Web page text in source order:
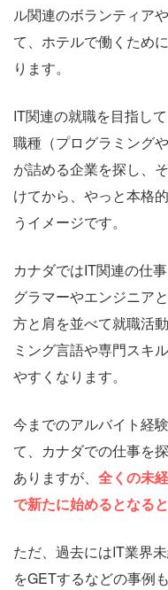
ル関連のボランティア
て、ホテルで働くため
ります。
IT関連の就職を目指し
職種（プログラミング
が詰める企業を探し、
けてから、やっと本格
うイメージです。
カナダではIT関連の仕
グラマーやエンジニア
方と肩を並べて就職活
ミング言語や専門スキ
やすくなります。
今までのアルバイト経
て、カナダでの仕事を
ありますが、 全くの未
で新たに始めるとなる
ただ、過去にはIT業界
をGETするなどの事例